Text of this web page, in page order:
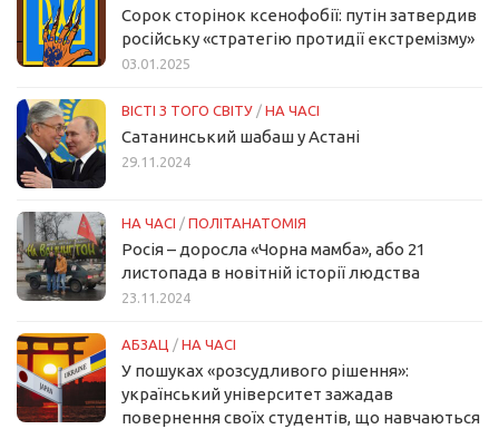
Сорок сторінок ксенофобії: путін затвердив
російську «стратегію протидії екстремізму»
03.01.2025
ВІСТІ З ТОГО СВІТУ / НА ЧАСІ
Сатанинський шабаш у Астані
29.11.2024
НА ЧАСІ / ПОЛІТАНАТОМІЯ
Росія – доросла «Чорна мамба», або 21
листопада в новітній історії людства
23.11.2024
АБЗАЦ / НА ЧАСІ
У пошуках «розсудливого рішення»:
український університет зажадав
повернення своїх студентів, що навчаються